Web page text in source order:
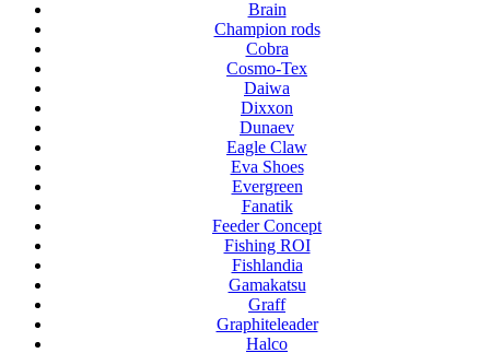
Brain
Champion rods
Cobra
Cosmo-Tex
Daiwa
Dixxon
Dunaev
Eagle Claw
Eva Shoes
Evergreen
Fanatik
Feeder Concept
Fishing ROI
Fishlandia
Gamakatsu
Graff
Graphiteleader
Halco